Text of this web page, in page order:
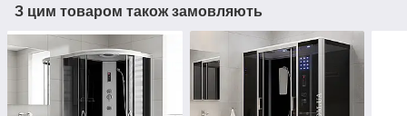
З цим товаром також замовляють